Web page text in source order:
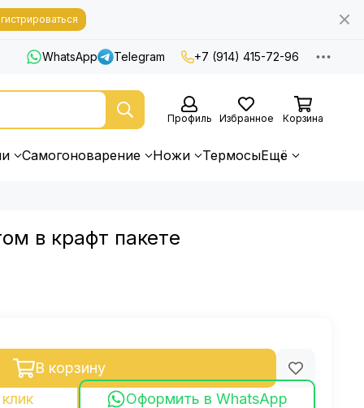
WhatsApp Telegram +7 (914) 415-72-96
Профиль Избранное Корзина
Самогоноварение Ножи ТермосыЕщё
в крафт пакете
В корзину
Оформить в WhatsApp